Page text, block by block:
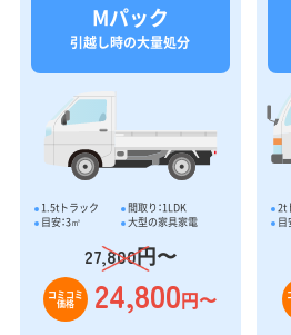
Mパック
引越し時の大量処分
1.5tトラック
間取り：1LDK
目安：3㎥
大型の家具家電
27,800円〜
コミコミ
価格 24,800円〜
2t
目